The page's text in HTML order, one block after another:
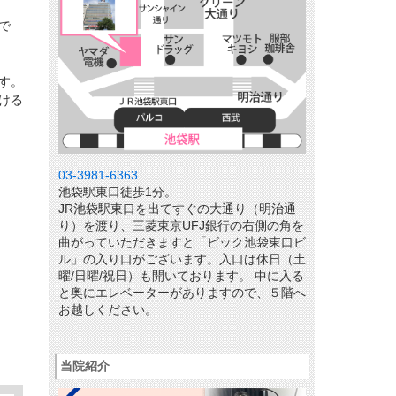
。
る
03-3981-6363
池袋駅東口徒歩1分。
JR池袋駅東口を出てすぐの大通り（明治通
り）を渡り、三菱東京UFJ銀行の右側の角を
曲がっていただきますと「ビック池袋東口ビ
ル」の入り口がございます。入口は休日（土
曜/日曜/祝日）も開いております。 中に入る
と奥にエレベーターがありますので、５階へ
お越しください。
当院紹介